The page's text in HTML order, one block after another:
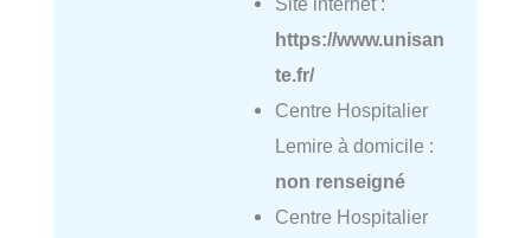
https://www.unisan
te.fr/
Centre Hospitalier
Lemire à domicile :
non renseigné
Centre Hospitalier